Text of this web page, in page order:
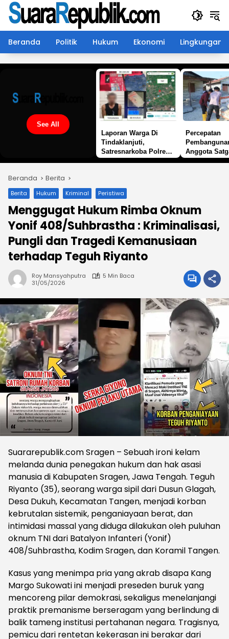
Langsung
konten
Beranda
Politik Hukum Ekonomi Lingkungan
See All
Laporan Warga Di
Tindaklanjuti,
Satresnarkoba Polres
Percepatan
Anggota
Beranda Berita
Berita Hukum Kriminal Peristiwa
Menggugat Hukum Rimba Oknum
Yonif 408/Suhbrastha : Kriminalisasi,
Pungli dan Tragedi Kemanusiaan
terhadap Teguh Riyanto
Roy Mansyahputra
5 Min Baca
31/05/2026
Suararepublik.com Sragen – Sebuah ironi kelam
melanda dunia penegakan hukum dan hak asasi
manusia di Kabupaten Sragen, Jawa Tengah. Teguh
Riyanto (35), seorang warga sipil dari Dusun Glagah,
Desa Dukuh, Kecamatan Tangen, menjadi korban
kebrutalan sistemik, penganiayaan berat, dan
intimidasi massal yang diduga dilakukan oleh puluhan
oknum TNI dari Batalyon Infanteri (Yonif)
408/Suhbrastha, Kodim Sragen, dan Koramil Tangen.
Kasus yang menimpa pria yang akrab disapa Kang
Margo Sukowati ini menjadi preseden buruk yang
mencoreng pilar demokrasi, sekaligus menelanjangi
praktik premanisme berseragam yang berlindung di
balik tameng institusi pertahanan negara. Tragisnya,
pemicu dari rentetan kekerasan ini berakar dari